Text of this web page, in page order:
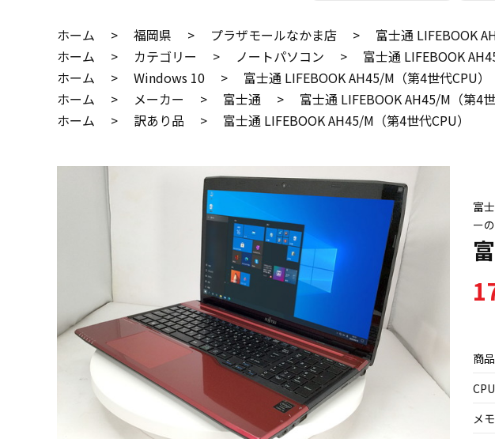
ホーム > 福岡県 > プラザモールなかま店 >
富士通 LIFEBOOK
ホーム
> カテゴリー > ノートパソコン >
富士通 LIFEBOOK
ホーム
> Windows 10 >
富士通 LIFEBOOK AH45/M（第4世代CPU）
ホーム
> メーカー > 富士通 >
富士通 LIFEBOOK AH45/M（第4世
ホーム
> 訳あり品 > 富士通 LIFEBOOK AH45/M（第4世代CPU）
富
ー
商
CPU
メ